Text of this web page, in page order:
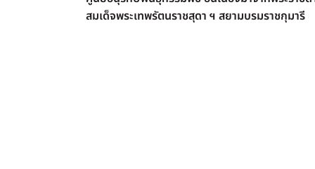
สมเด็จพระเทพรัตนราชสุดา ฯ สยามบรมราชกุมารี